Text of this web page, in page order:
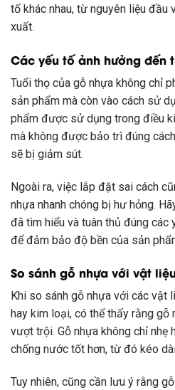
tố khác nhau, từ nguyên liệu đầu
xuất.
Các yếu tố ảnh hưởng đến
Tuổi thọ của gỗ nhựa không chỉ
sản phẩm mà còn vào cách sử
phẩm được sử dụng trong điều
mà không được bảo trì đúng
sẽ bị giảm sút.
Ngoài ra, việc lắp đặt sai cách
nhựa nhanh chóng bị hư hỏng.
đã tìm hiểu và tuân thủ đúng
để đảm bảo độ bền của sản
So sánh gỗ nhựa với vật
Khi so sánh gỗ nhựa với các vật
hay kim loại, có thể thấy rằng gỗ
vượt trội. Gỗ nhựa không chỉ nhẹ
chống nước tốt hơn, từ đó kéo
Tuy nhiên, cũng cần lưu ý rằng